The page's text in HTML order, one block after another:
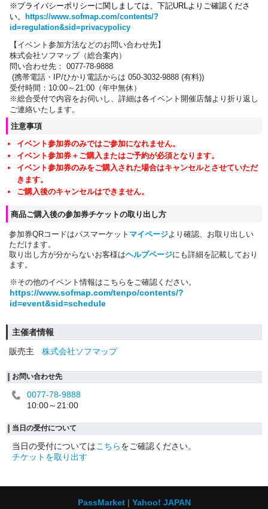
※プライバシーポリシーに関しましては、下記URLよりご確認くださ
い。 https://www.sofmap.com/contents/?
id=regulation&sid=privacypolicy
【イベント参加方法などのお問い合わせ先】
株式会社ソフマップ（総合案内）
問い合わせ先： 0077-78-9888
(携帯電話・IP/ひかり電話からは 050-3032-9888 (有料))
受付時間：10:00～21:00（年中無休）
※総合受付で内容をお伺いし、詳細は各イベント開催店舗より折り返し
ご連絡いたします。
注意事項
イベント参加券のみではご参加になれません。
イベント参加券＋ご購入またはご予約が必須となります。
イベント参加券のみをご購入された場合はキャンセルとさせていただ
きます。
ご購入後のキャンセルはできません。
商品ご購入後の参加券チケットの取り出し方
参加券QRコードはパスマーケット マイページより確認、お取り出しい
ただけます。
取り出し方が分からないお客様はヘルプページにも詳細を記載しており
ます。
※その他のイベント情報はこちらをご確認ください。
https://www.sofmap.com/tenpo/contents/?
id=event&sid=schedule
主催者情報
販売主
株式会社ソフマップ
お問い合わせ先
0077-78-9888
10:00～21:00
当日の受付について
当日の受付についてはこちらをご確認ください。
チケットを取り出す
PassMarket Yahoo! JAPAN